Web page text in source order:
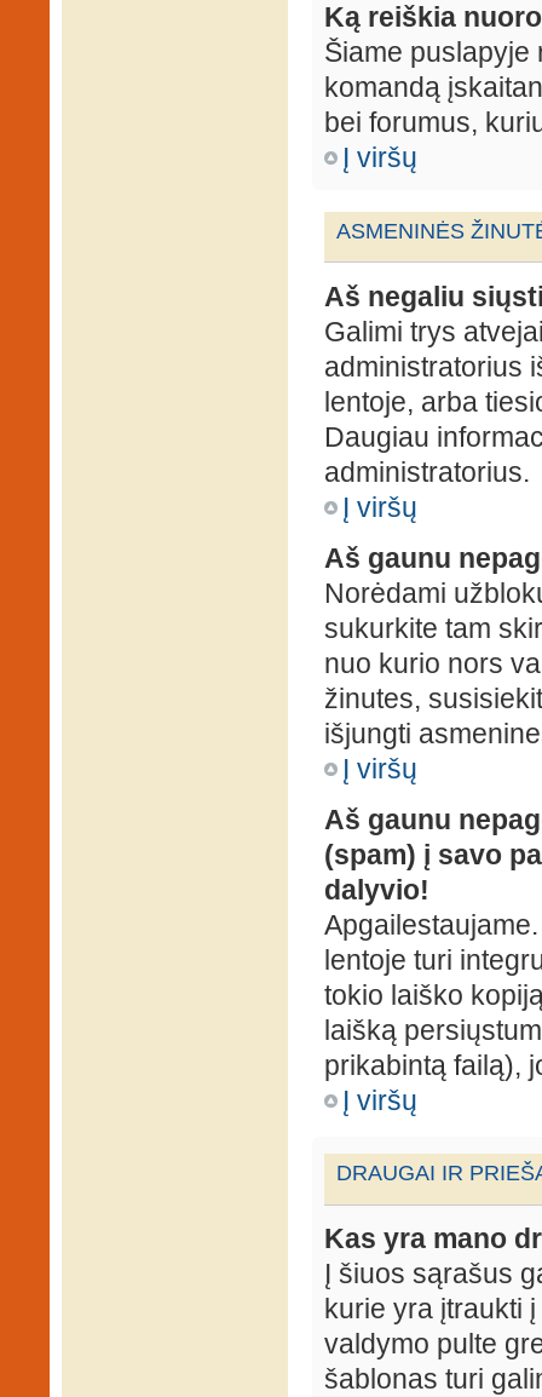
Ką reiškia
Šiame
komandą
bei forumus,
Į viršų
ASMENINĖS
Aš negaliu
Galimi trys
administratorius
lentoje, arba
Daugiau
administratorius.
Į viršų
Aš gaunu
Norėdami
sukurkite tam
nuo kurio nors
žinutes,
išjungti
Į viršų
Aš gaunu
(spam) į savo
dalyvio!
lentoje turi
tokio laiško
laišką
prikabintą failą),
Į viršų
DRAUGAI IR
Kas yra mano
Į šiuos sąrašus
kurie yra įtraukti
valdymo pulte
šablonas turi